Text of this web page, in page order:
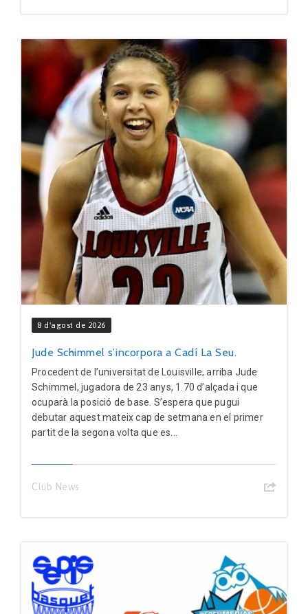
8 d'agost de 2026
Jude Schimmel s’incorpora a Cadí La Seu.
Procedent de l’universitat de Louisville, arriba Jude
Schimmel, jugadora de 23 anys, 1.70 d’alçada i que
ocuparà la posició de base. S’espera que pugui
debutar aquest mateix cap de setmana en el primer
partit de la segona volta que es...
Club News